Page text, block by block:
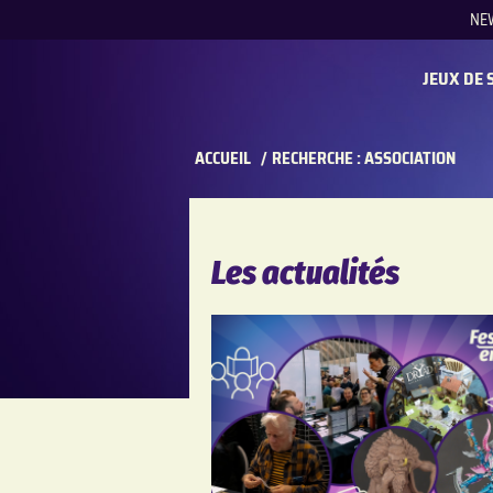
JEUX DE
ACCUEIL / RECHERCHE : ASSOCIATION
Les actualités